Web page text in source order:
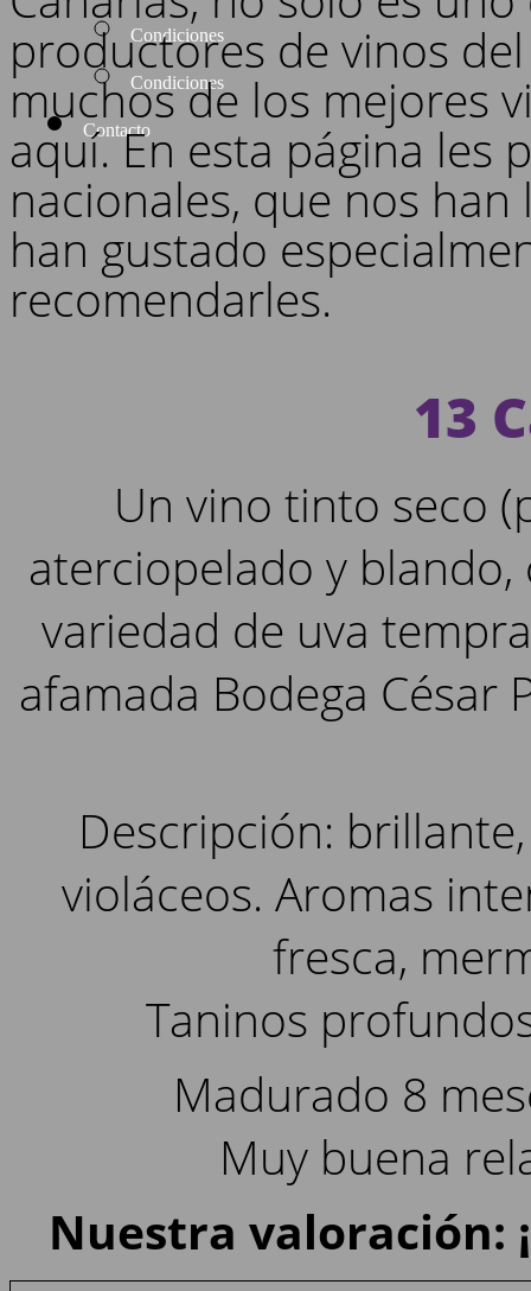
Condiciones
Condiciones
Contacto
productores de vinos
muchos de los mejores
aquí. En esta página les
nacionales, que nos
han gustado
recomendarles.
13
Un vino tinto seco
aterciopelado y
variedad de uva
afamada Bodega César
Descripción:
violáceos. Aromas
fresca,
Taninos
Madurado 8
Muy buena
Nuestra valoración: